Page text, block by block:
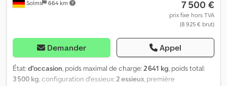
Solms 664 km 7 500 €
prix fixe hors TVA
(8 925 € brut)
Demander Appel
État:d'occasion, poids maximal de charge:2 641 kg, poids total:
3 500 kg, configuration d'essieux:2 essieux, première